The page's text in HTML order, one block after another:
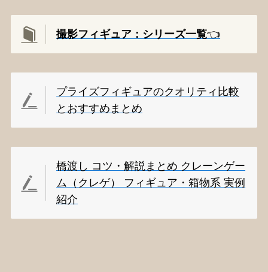
撮影フィギュア：シリーズ一覧👈️
プライズフィギュアのクオリティ比較
とおすすめまとめ
橋渡し コツ・解説まとめ クレーンゲー
ム（クレゲ） フィギュア・箱物系 実例
紹介